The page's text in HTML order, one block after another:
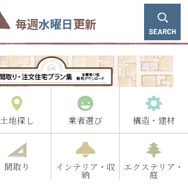
毎週水曜日更新
土地探し 業者選び 構造・建材
間取り インテリア・収
納
エクステリア・
庭